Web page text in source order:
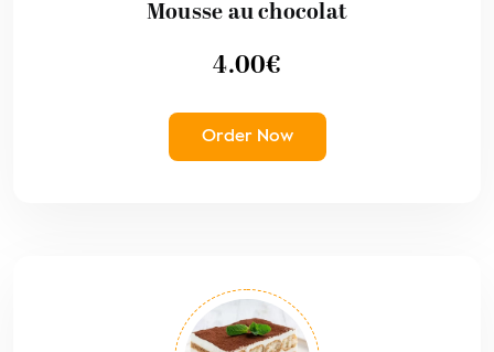
Mousse au chocolat
4.00€
Order Now